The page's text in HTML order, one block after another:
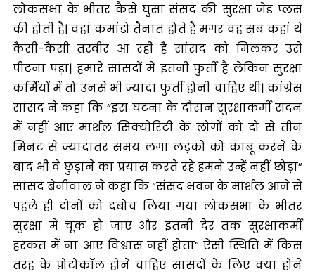
लोकसभा के भीतर कैसे घुसा संसद की सुरक्षा जेड प्लस
की होती है| वहां कमांडो तैनात होते हैं मगर वह सब कहां थे
कैसी-कैसी तस्वीर आ रही है सांसद को मिलकर उसे
पीटना पड़ा| हमारे सांसदों में इतनी फुर्ती है लेकिन सुरक्षा
कर्मियों में तो उनसे भी ज्यादा फुर्ती होनी चाहिए थी| कांग्रेस
सांसद ने कहा कि “इस घटना के दौरान सुरक्षाकर्मी सदन
में नहीं आए मार्शल सिक्योरिटी के लोगों को दो से तीन
मिनट से ज्यादातर समय लगा लड़कों को काबू करने के
बाद भी वे छुड़ाने का प्रयास करते रहे हमने उन्हें नहीं छोड़ा”
सांसद बेनीवाल ने कहा कि “संसद भवन के मार्शल आने से
पहले ही दोनों को दबोच लिया गया लोकसभा के भीतर
सुरक्षा में चूक हो जाए और इतनी देर तक सुरक्षाकर्मी
हरकत में ना आए विश्वास नहीं होता” ऐसी स्थिति में किस
तरह के प्रोटोकॉल होने चाहिए सांसदों के लिए क्या होने